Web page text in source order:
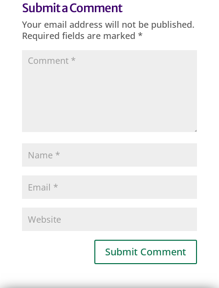
Submit a Comment
Your email address will not be published.
Required fields are marked *